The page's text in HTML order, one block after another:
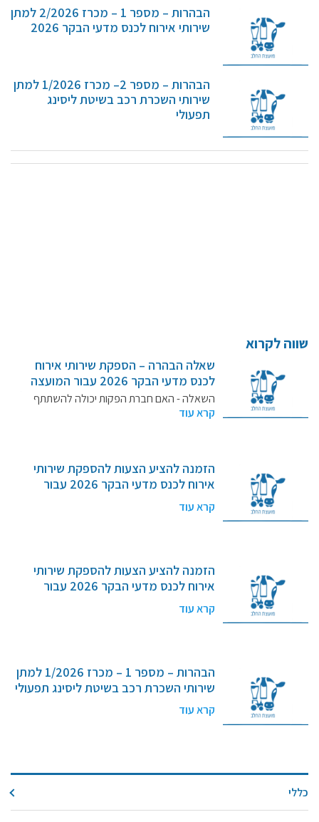
אוכלים בכיף
משקים תיירותיים
פעילויות ומערכים
סיפורי המשקים
שעת סיפור
ראיונות
רכיבים תזונתיים
חלב לכל גיל
בריאות העצם
חלב וספורט
מאמרים על חלב
וובינרים לאנשי מקצוע
מידעונים
מתכונים
הבהרות – מספר 1 – מכרז 2/2026 למתן
שירותי אירוח לכנס מדעי הבקר 2026
הבהרות – מספר 2– מכרז 1/2026 למתן
שירותי השכרת רכב בשיטת ליסינג
תפעולי
שווה לקרוא
שאלה הבהרה – הספקת שירותי אירוח
לכנס מדעי הבקר 2026 עבור המועצה
לענף החלב בישראל , ייצור ושיווק (חל"צ)
– מכרז מספר 2/2026
השאלה - האם חברת הפקות יכולה להשתתף
במכרז? תשובה -…
קרא עוד
הזמנה להציע הצעות להספקת שירותי
אירוח לכנס מדעי הבקר 2026 עבור
(חל"צ) – מכרז מספר 2/2026
קרא עוד
הזמנה להציע הצעות להספקת שירותי
אירוח לכנס מדעי הבקר 2026 עבור
(חל"צ) – מכרז מספר 2/2026
קרא עוד
הבהרות – מספר 1 – מכרז 1/2026 למתן
שירותי השכרת רכב בשיטת ליסינג תפעולי
קרא עוד
כללי